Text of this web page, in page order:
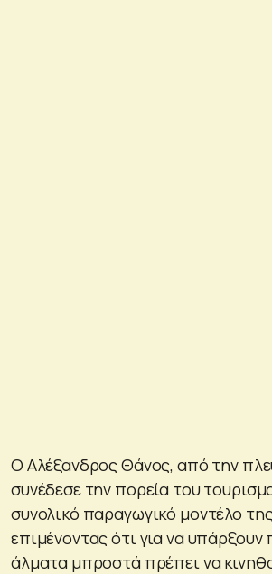
Ο Αλέξανδρος Θάνος, από την
συνέδεσε την πορεία του
συνολικό παραγωγικό μοντέλο
επιμένοντας ότι για να υπάρξουν
άλματα μπροστά πρέπει να